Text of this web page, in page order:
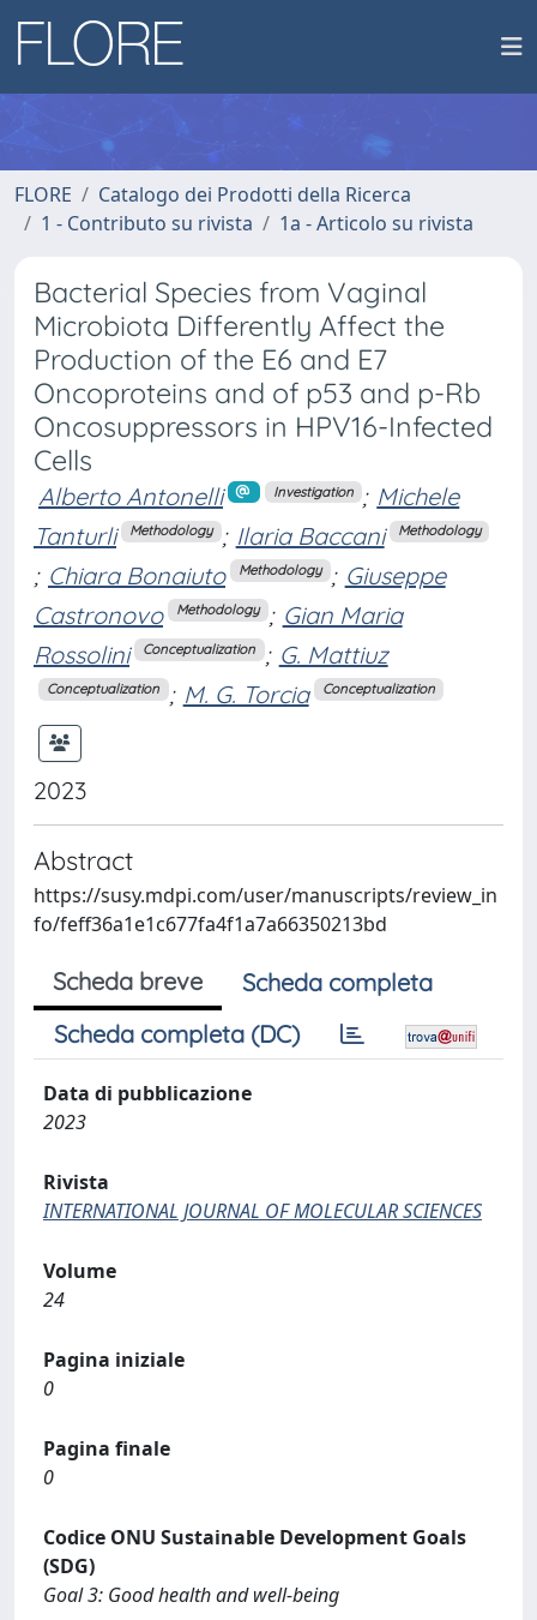
FLORE
Catalogo dei Prodotti della Ricerca
1 - Contributo su rivista
1a - Articolo su rivista
Bacterial Species from Vaginal
Microbiota Differently Affect the
Production of the E6 and E7
Oncoproteins and of p53 and p-Rb
Oncosuppressors in HPV16-Infected
Cells
Alberto Antonelli Investigation ; Michele
Tanturli
Methodology ; Ilaria Baccani Methodology
; Chiara Bonaiuto Methodology ; Giuseppe
Castronovo
Methodology ; Gian Maria
Rossolini
Conceptualization ; G. Mattiuz
Conceptualization ; M. G. Torcia Conceptualization
2023
Abstract
https://susy.mdpi.com/user/manuscripts/review_in
fo/feff36a1e1c677fa4f1a7a66350213bd
Scheda breve
Scheda completa
Scheda completa (DC)
Data di pubblicazione
2023
Rivista
INTERNATIONAL JOURNAL OF MOLECULAR SCIENCES
Volume
24
Pagina iniziale
0
Pagina finale
0
Codice ONU Sustainable Development Goals
(SDG)
Goal 3: Good health and well-being